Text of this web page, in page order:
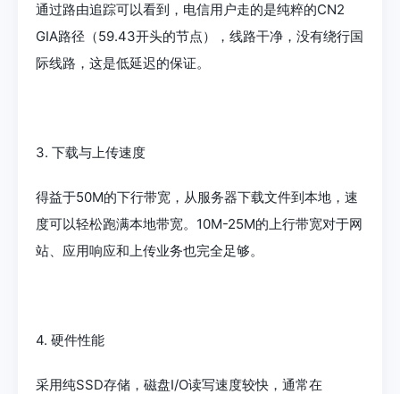
通过路由追踪可以看到，电信用户走的是纯粹的CN2
GIA路径（59.43开头的节点），线路干净，没有绕行国
际线路，这是低延迟的保证。
3. 下载与上传速度
得益于50M的下行带宽，从服务器下载文件到本地，速
度可以轻松跑满本地带宽。10M-25M的上行带宽对于网
站、应用响应和上传业务也完全足够。
4. 硬件性能
采用纯SSD存储，磁盘I/O读写速度较快，通常在